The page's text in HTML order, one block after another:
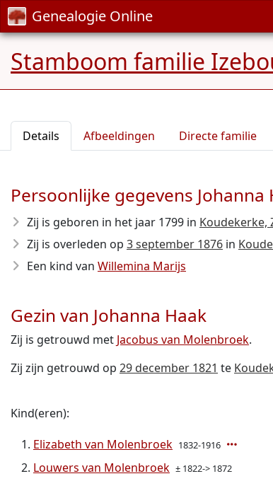
Genealogie Online
Stamboom familie
Details Afbeeldingen Directe familie
Persoonlijke gegevens Johanna
Zij is geboren in het jaar 1799 in Koudekerke,
Zij is overleden op 3 september 1876 in
Een kind van Willemina Marijs
Gezin van Johanna Haak
Zij is getrouwd met Jacobus van Molenbroek.
Zij zijn getrouwd op 29 december 1821 te
Kind(eren):
Elizabeth van Molenbroek 1832-1916
Louwers van Molenbroek ± 1822-> 1872